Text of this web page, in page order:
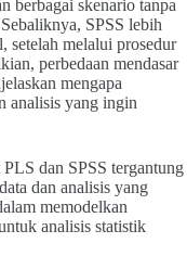
berbagai skenario tanpa
SPSS lebih
setelah melalui prosedur
perbedaan mendasar
mengapa
analisis yang ingin
dan SPSS tergantung
dan analisis yang
memodelkan
analisis statistik